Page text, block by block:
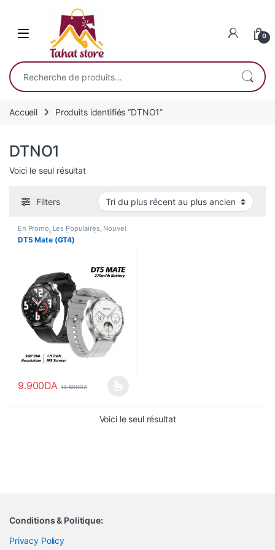
0
Recherche pour :
Accueil Produits identifiés “DTNO1”
DTNO1
Voici le seul résultat
Filters
En Promo, Les Populaires, Nouvel
Arrivage Pour Femme Smart
Watch
DT5 Mate (GT4)
9.900DA 14.500DA
Ce produit a plusieurs variations. Les options peuvent être
Voici le seul résultat
Conditions & Politique:
Privacy Policy